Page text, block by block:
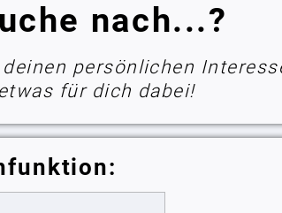
nach...?
persönlichen
für dich dabei!